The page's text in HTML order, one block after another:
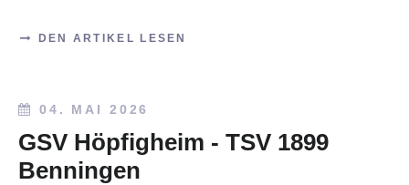
DEN ARTIKEL LESEN
04. MAI 2026
GSV Höpfigheim - TSV 1899
Benningen